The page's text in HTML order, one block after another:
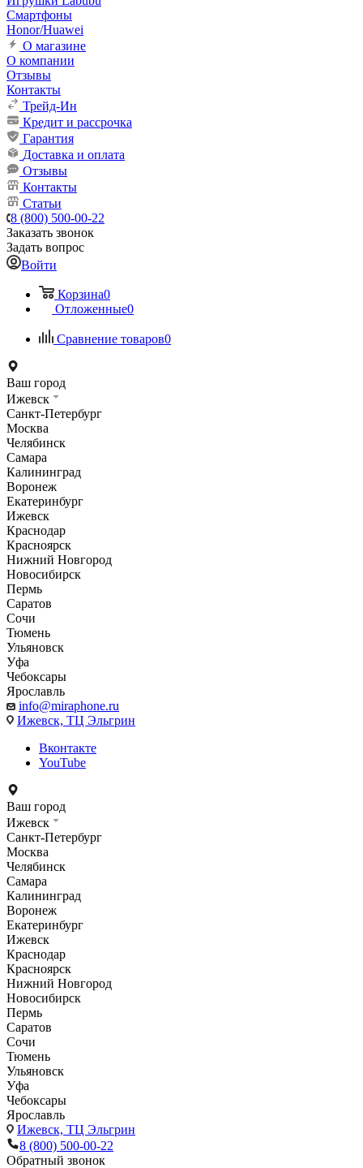
Смартфоны
Honor/Huawei
О магазине
О компании
Отзывы
Контакты
Трейд-Ин
Кредит и рассрочка
Гарантия
Доставка и оплата
Отзывы
Контакты
Статьи
8 (800) 500-00-22
Заказать звонок
Задать вопрос
Войти
Корзина0
Отложенные0
Сравнение товаров0
Ваш город
Ижевск
Санкт-Петербург
Москва
Челябинск
Самара
Калининград
Воронеж
Екатеринбург
Ижевск
Краснодар
Красноярск
Нижний Новгород
Новосибирск
Пермь
Саратов
Сочи
Тюмень
Ульяновск
Уфа
Чебоксары
Ярославль
info@miraphone.ru
Ижевск, ТЦ Эльгрин
Вконтакте
YouTube
Ваш город
Ижевск
Санкт-Петербург
Москва
Челябинск
Самара
Калининград
Воронеж
Екатеринбург
Ижевск
Краснодар
Красноярск
Нижний Новгород
Новосибирск
Пермь
Саратов
Сочи
Тюмень
Ульяновск
Уфа
Чебоксары
Ярославль
Ижевск, ТЦ Эльгрин
8 (800) 500-00-22
Обратный звонок